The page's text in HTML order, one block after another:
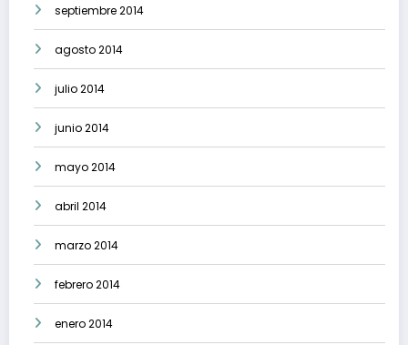
septiembre 2014
agosto 2014
julio 2014
junio 2014
mayo 2014
abril 2014
marzo 2014
febrero 2014
enero 2014